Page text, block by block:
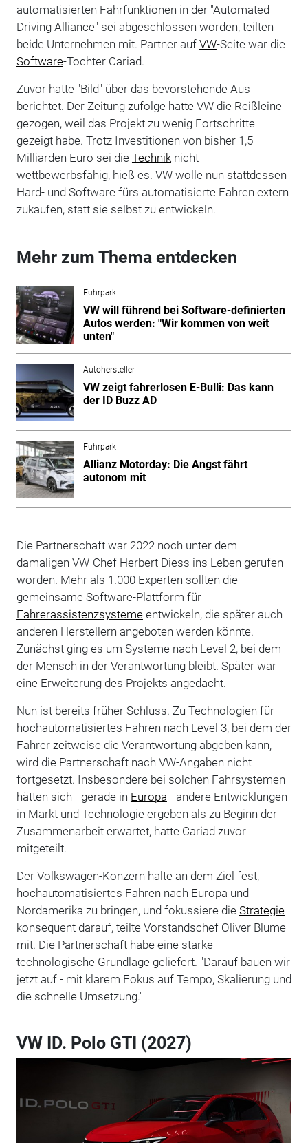
automatisierten Fahrfunktionen in der "Automated
Driving Alliance" sei abgeschlossen worden, teilten
beide Unternehmen mit. Partner auf VW-Seite war die
Software-Tochter Cariad.
Zuvor hatte "Bild" über das bevorstehende Aus
berichtet. Der Zeitung zufolge hatte VW die Reißleine
gezogen, weil das Projekt zu wenig Fortschritte
gezeigt habe. Trotz Investitionen von bisher 1,5
Milliarden Euro sei die Techniknicht
wettbewerbsfähig, hieß es. VW wolle nun stattdessen
Hard- und Software fürs automatisierte Fahren extern
zukaufen, statt sie selbst zu entwickeln.
Mehr zum Thema entdecken
Fuhrpark
VW will führend bei Software-definierten
Autos werden: "Wir kommen von weit
unten"
Autohersteller
VW zeigt fahrerlosen E-Bulli: Das kann
der ID Buzz AD
Fuhrpark
Allianz Motorday: Die Angst fährt
autonom mit
Die Partnerschaft war 2022 noch unter dem
damaligen VW-Chef Herbert Diess ins Leben gerufen
worden. Mehr als 1.000 Experten sollten die
gemeinsame Software-Plattform für
Fahrerassistenzsystemeentwickeln, die später auch
anderen Herstellern angeboten werden könnte.
Zunächst ging es um Systeme nach Level 2, bei dem
der Mensch in der Verantwortung bleibt. Später war
eine Erweiterung des Projekts angedacht.
Nun ist bereits früher Schluss. Zu Technologien für
hochautomatisiertes Fahren nach Level 3, bei dem der
Fahrer zeitweise die Verantwortung abgeben kann,
wird die Partnerschaft nach VW-Angaben nicht
fortgesetzt. Insbesondere bei solchen Fahrsystemen
hätten sich - gerade in Europa - andere Entwicklungen
in Markt und Technologie ergeben als zu Beginn der
Zusammenarbeit erwartet, hatte Cariad zuvor
mitgeteilt.
Der Volkswagen-Konzern halte an dem Ziel fest,
hochautomatisiertes Fahren nach Europa und
Nordamerika zu bringen, und fokussiere die Strategie
konsequent darauf, teilte Vorstandschef Oliver Blume
mit. Die Partnerschaft habe eine starke
technologische Grundlage geliefert. "Darauf bauen wir
jetzt auf - mit klarem Fokus auf Tempo, Skalierung und
die schnelle Umsetzung."
VW ID. Polo GTI (2027)